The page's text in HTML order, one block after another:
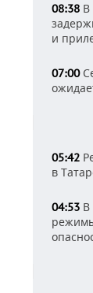
08:38 В
и
07:00
05:42
в
04:53 В